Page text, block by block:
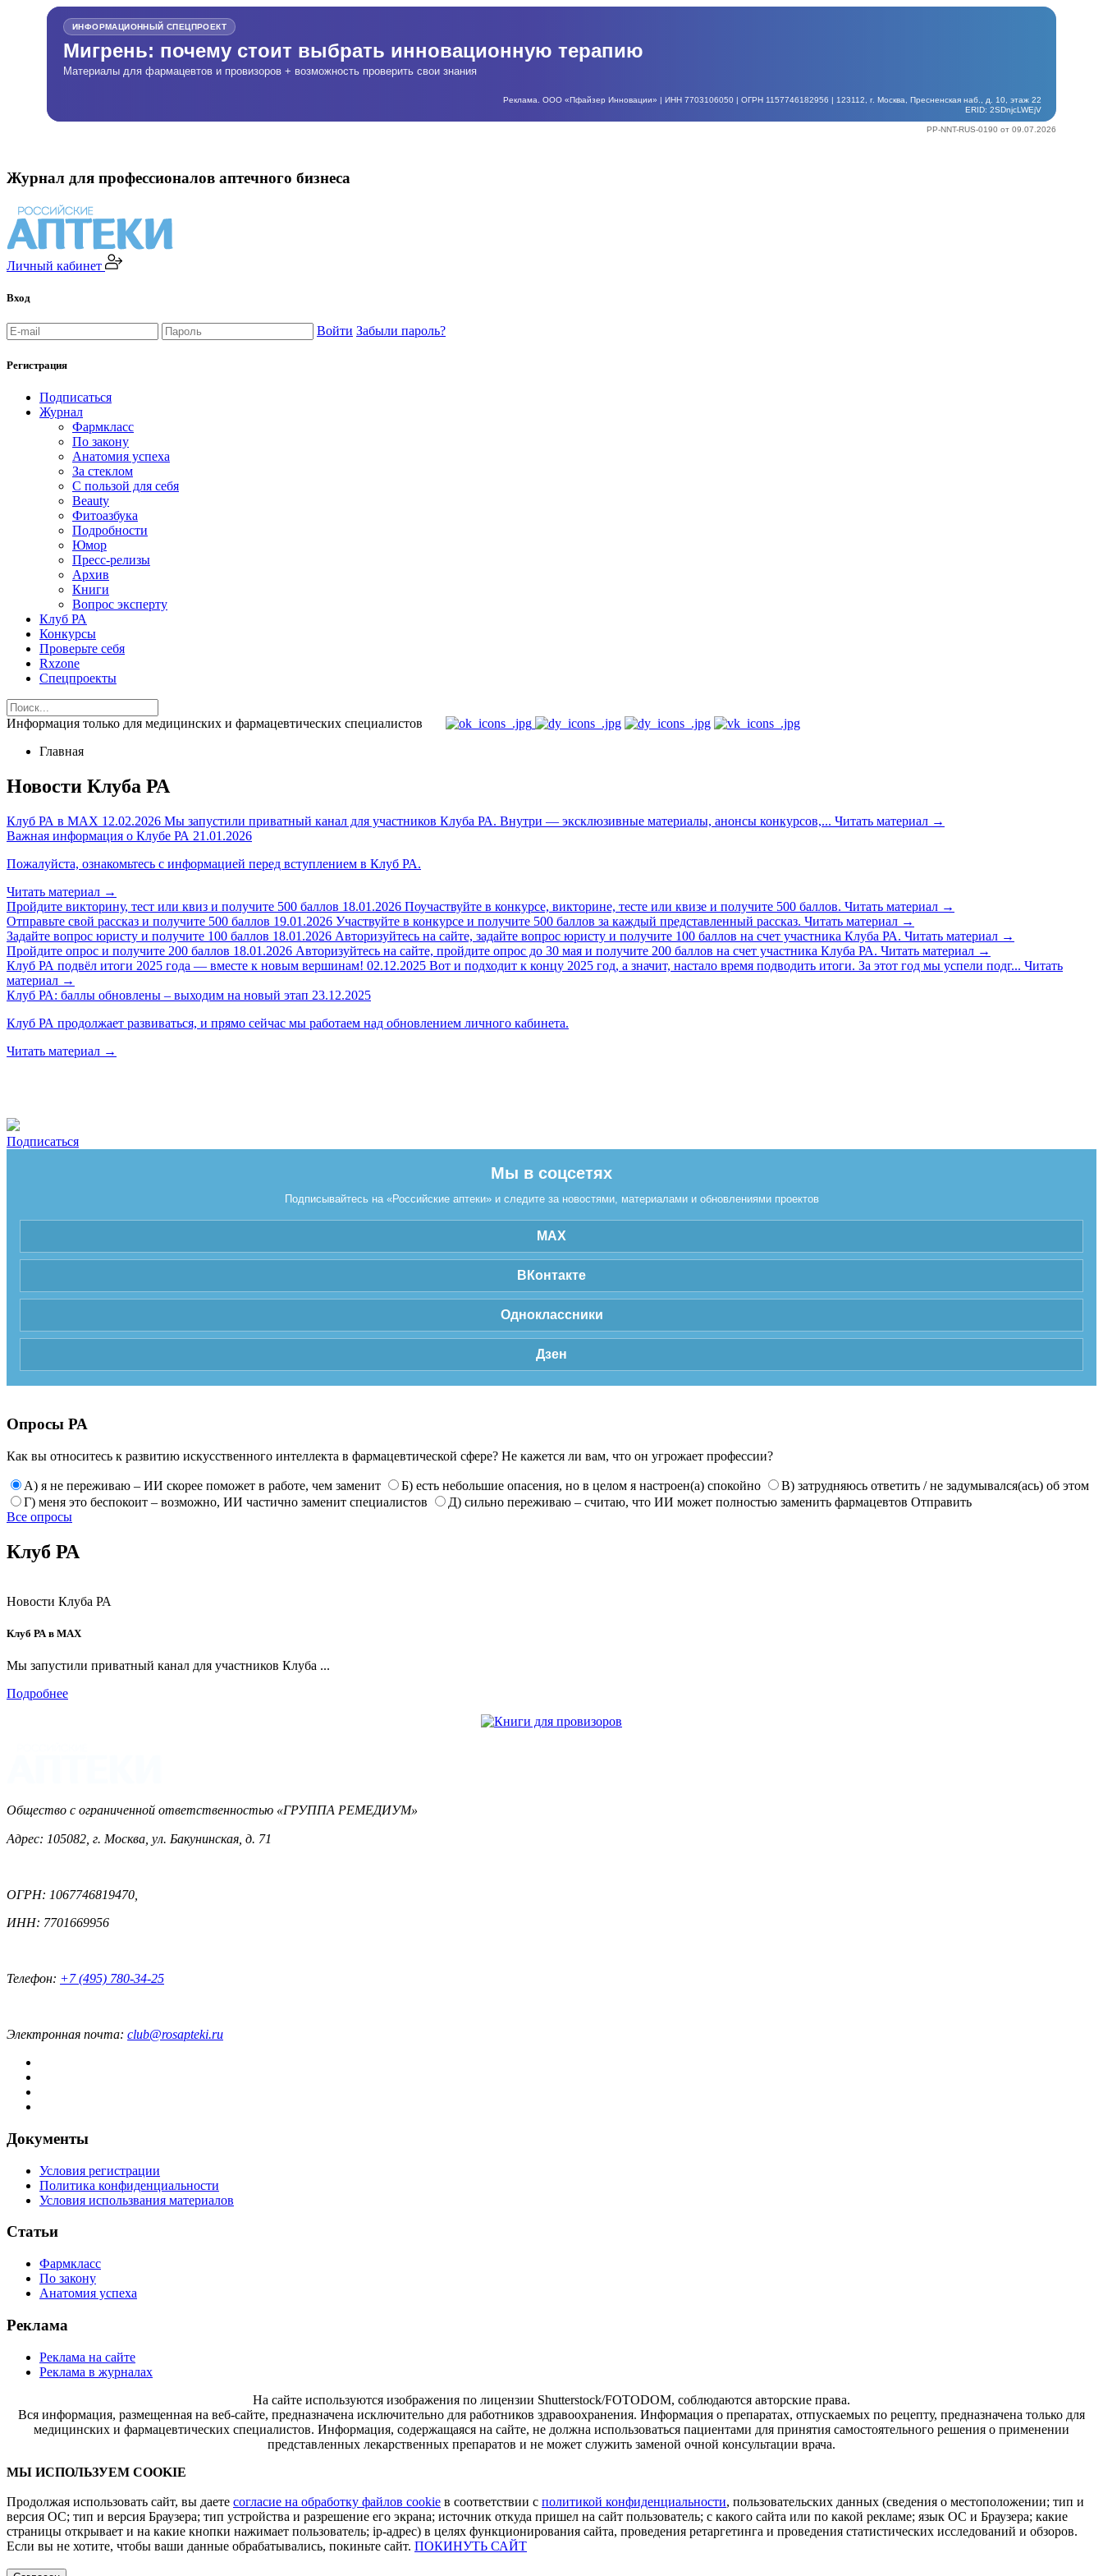
ИНФОРМАЦИОННЫЙ СПЕЦПРОЕКТ
Мигрень: почему стоит выбрать инновационную терапию
Материалы для фармацевтов и провизоров + возможность проверить свои знания
Реклама. ООО «Пфайзер Инновации» | ИНН 7703106050 | ОГРН 1157746182956 | 123112, г. Москва, Пресненская наб., д. 10, этаж 22
ERID: 2SDnjcLWEjV
PP-NNT-RUS-0190 от 09.07.2026
Журнал для профессионалов аптечного бизнеса
Личный кабинет
Вход
Войти Забыли пароль?
Регистрация
Подписаться
Журнал
Фармкласс
По закону
Анатомия успеха
За стеклом
С пользой для себя
Beauty
Фитоазбука
Подробности
Юмор
Пресс-релизы
Архив
Книги
Вопрос эксперту
Клуб РА
Конкурсы
Проверьте себя
Rxzone
Спецпроекты
Информация только для медицинских и фармацевтических специалистов
Главная
Новости Клуба РА
Клуб РА в MAX 12.02.2026 Мы запустили приватный канал для участников Клуба РА. Внутри — эксклюзивные материалы, анонсы конкурсов,... Читать материал →
Важная информация о Клубе РА 21.01.2026
Пожалуйста, ознакомьтесь с информацией перед вступлением в Клуб РА.
Читать материал →
Пройдите викторину, тест или квиз и получите 500 баллов 18.01.2026 Поучаствуйте в конкурсе, викторине, тесте или квизе и получите 500 баллов. Читать материал →
Отправьте свой рассказ и получите 500 баллов 19.01.2026 Участвуйте в конкурсе и получите 500 баллов за каждый представленный рассказ. Читать материал →
Задайте вопрос юристу и получите 100 баллов 18.01.2026 Авторизуйтесь на сайте, задайте вопрос юристу и получите 100 баллов на счет участника Клуба РА. Читать материал →
Пройдите опрос и получите 200 баллов 18.01.2026 Авторизуйтесь на сайте, пройдите опрос до 30 мая и получите 200 баллов на счет участника Клуба РА. Читать материал →
Клуб РА подвёл итоги 2025 года — вместе к новым вершинам! 02.12.2025 Вот и подходит к концу 2025 год, а значит, настало время подводить итоги. За этот год мы успели подг... Читать
материал →
Клуб РА: баллы обновлены – выходим на новый этап 23.12.2025
Клуб РА продолжает развиваться, и прямо сейчас мы работаем над обновлением личного кабинета.
Читать материал →
Подписаться
Мы в соцсетях
Подписывайтесь на «Российские аптеки» и следите за новостями, материалами и обновлениями проектов
MAX
ВКонтакте
Одноклассники
Дзен
Опросы РА
Как вы относитесь к развитию искусственного интеллекта в фармацевтической сфере? Не кажется ли вам, что он угрожает профессии?
А) я не переживаю – ИИ скорее поможет в работе, чем заменит Б) есть небольшие опасения, но в целом я настроен(а) спокойно
В) затрудняюсь ответить / не задумывался(ась) об этом
Г) меня это беспокоит – возможно, ИИ частично заменит специалистов
Д) сильно переживаю – считаю, что ИИ может полностью заменить фармацевтов Отправить
Все опросы
Клуб РА
Новости Клуба РА
Клуб РА в MAX
Мы запустили приватный канал для участников Клуба ...
Подробнее
Общество с ограниченной ответственностью «ГРУППА РЕМЕДИУМ»
Адрес: 105082, г. Москва, ул. Бакунинская, д. 71
ОГРН: 1067746819470,
ИНН: 7701669956
Телефон: +7 (495) 780-34-25
Электронная почта: club@rosapteki.ru
Документы
Условия регистрации
Политика конфиденциальности
Условия использвания материалов
Статьи
Фармкласс
По закону
Анатомия успеха
Реклама
Реклама на сайте
Реклама в журналах
На сайте используются изображения по лицензии Shutterstock/FOTODOM, соблюдаются авторские права.
Вся информация, размещенная на веб-сайте, предназначена исключительно для работников здравоохранения. Информация о препаратах, отпускаемых по рецепту, предназначена только для
медицинских и фармацевтических специалистов. Информация, содержащаяся на сайте, не должна использоваться пациентами для принятия самостоятельного решения о применении
представленных лекарственных препаратов и не может служить заменой очной консультации врача.
МЫ ИСПОЛЬЗУЕМ COOKIE
Продолжая использовать сайт, вы даете согласие на обработку файлов cookie в соответствии с политикой конфиденциальности, пользовательских данных (сведения о местоположении; тип и
версия ОС; тип и версия Браузера; тип устройства и разрешение его экрана; источник откуда пришел на сайт пользователь; с какого сайта или по какой рекламе; язык ОС и Браузера; какие
страницы открывает и на какие кнопки нажимает пользователь; ip-адрес) в целях функционирования сайта, проведения ретаргетинга и проведения статистических исследований и обзоров.
Если вы не хотите, чтобы ваши данные обрабатывались, покиньте сайт. ПОКИНУТЬ САЙТ